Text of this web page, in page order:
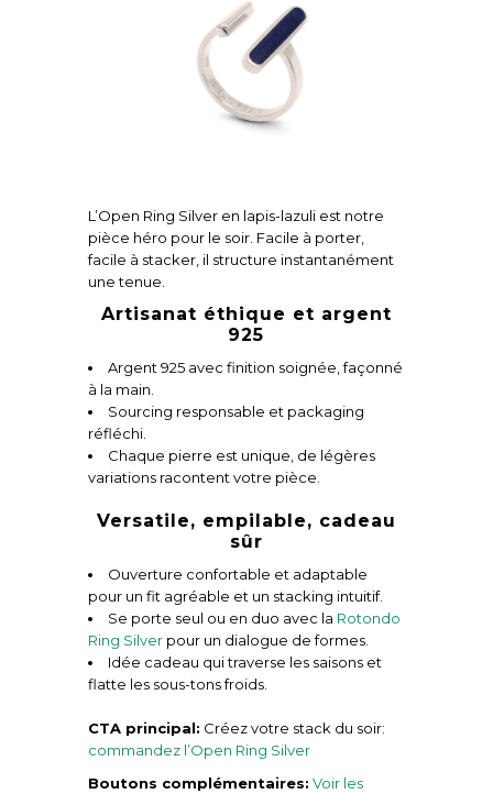
L’Open Ring Silver en lapis-lazuli est notre
pièce héro pour le soir. Facile à porter,
facile à stacker, il structure instantanément
une tenue.
Artisanat éthique et argent
925
Argent 925 avec finition soignée, façonné
à la main.
Sourcing responsable et packaging
réfléchi.
Chaque pierre est unique, de légères
variations racontent votre pièce.
Versatile, empilable, cadeau
sûr
Ouverture confortable et adaptable
pour un fit agréable et un stacking intuitif.
Se porte seul ou en duo avec la Rotondo
Ring Silver pour un dialogue de formes.
Idée cadeau qui traverse les saisons et
flatte les sous-tons froids.
CTA principal: Créez votre stack du soir:
commandez l’Open Ring Silver
Boutons complémentaires: Voir les